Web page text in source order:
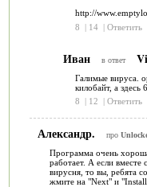
http://
8
| 14 | Ответить
Иван в ответ
Галимые вируса.
килобайт, а здесь
8
| 12 | Ответить
Александр. про
Программа очень
работает. А если вместе
вирусня, то вы, ребята
жмите на "Next" и